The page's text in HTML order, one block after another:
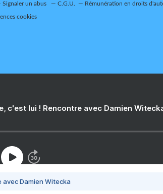
Signaler un abus C.G.U. Rémunération en droits
cookies
c'est lui ! Rencontre avec Damien
avec Damien Witecka